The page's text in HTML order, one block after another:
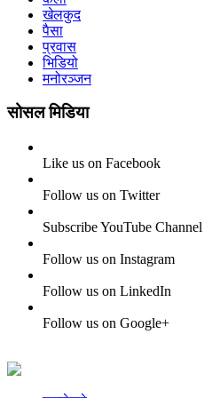
खेलकुद
पैसा
प्रवास
भिडियो
मनोरञ्जन
सोसल मिडिया
Like us on Facebook
Follow us on Twitter
Subscribe YouTube Channel
Follow us on Instagram
Follow us on LinkedIn
Follow us on Google+